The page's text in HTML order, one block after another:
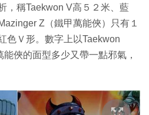
，稱Taekwon V高５２米、藍
Z（鐵甲萬能俠）只有１
色Ｖ形。數字上以Taekwon
俠的面型多少又帶一點邪氣，